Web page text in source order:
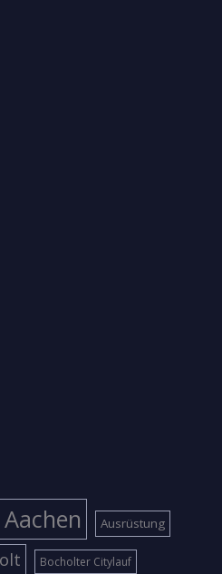
Aachen Ausrüstung
Bocholter Citylauf